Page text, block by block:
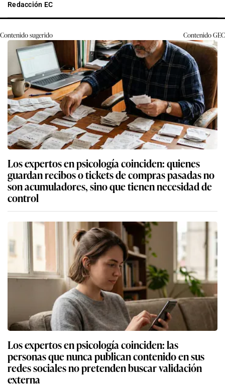
Redacción EC
Contenido sugerido ContenidoGEC
Los expertos en psicología coinciden: quienes
guardan recibos o tickets de compras pasadas no
son acumuladores, sino que tienen necesidad de
control
Los expertos en psicología coinciden: las
personas que nunca publican contenido en sus
redes sociales no pretenden buscar validación
externa